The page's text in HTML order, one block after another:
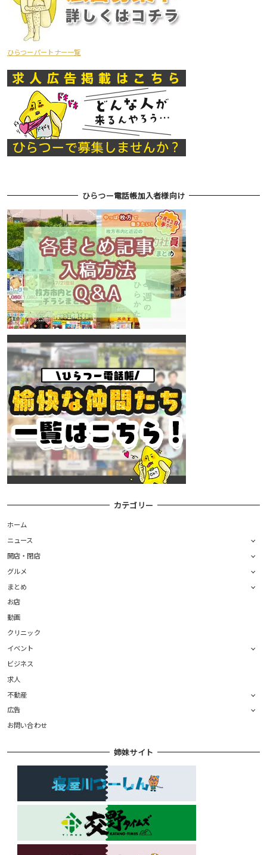
ひらつーパートナー一覧
ひらつー電話帳加入者様向け
カテゴリー
ホーム
ニュース
開店・閉店
グルメ
まとめ
お店
動画
クリニック
イベント
ビジネス
求人
不動産
広告
お問い合わせ
姉妹サイト